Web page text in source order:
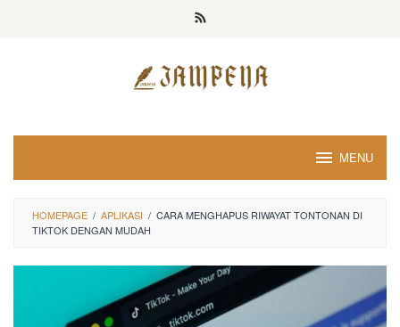
MENU
HOMEPAGE / APLIKASI / CARA MENGHAPUS RIWAYAT TONTONAN DI
TIKTOK DENGAN MUDAH